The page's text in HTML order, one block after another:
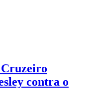
Cruzeiro
contra o